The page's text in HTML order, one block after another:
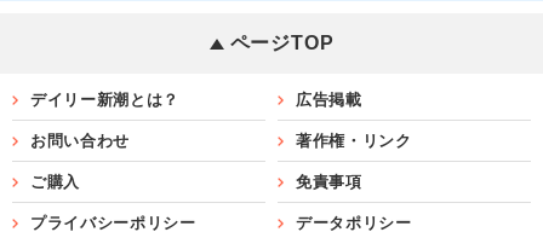
ページTOP
デイリー新潮とは？ 広告掲載
お問い合わせ 著作権・リンク
ご購入 免責事項
プライバシーポリシー データポリシー